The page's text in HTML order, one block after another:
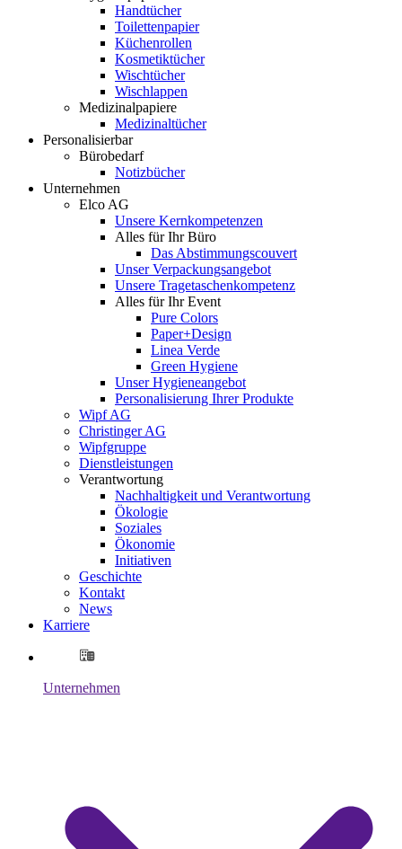
Handtücher
Toilettenpapier
Küchenrollen
Kosmetiktücher
Wischtücher
Wischlappen
Medizinalpapiere
Medizinaltücher
Personalisierbar
Bürobedarf
Notizbücher
Unternehmen
Elco AG
Unsere Kernkompetenzen
Alles für Ihr Büro
Das Abstimmungscouvert
Unser Verpackungsangebot
Unsere Tragetaschenkompetenz
Alles für Ihr Event
Pure Colors
Paper+Design
Linea Verde
Green Hygiene
Unser Hygieneangebot
Personalisierung Ihrer Produkte
Wipf AG
Christinger AG
Wipfgruppe
Dienstleistungen
Verantwortung
Nachhaltigkeit und Verantwortung
Ökologie
Soziales
Ökonomie
Initiativen
Geschichte
Kontakt
News
Karriere
Unternehmen